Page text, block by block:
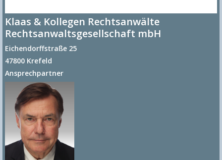
Klaas & Kollegen Rechtsanwälte
Rechtsanwaltsgesellschaft mbH
Eichendorffstraße 25
47800 Krefeld
Ansprechpartner